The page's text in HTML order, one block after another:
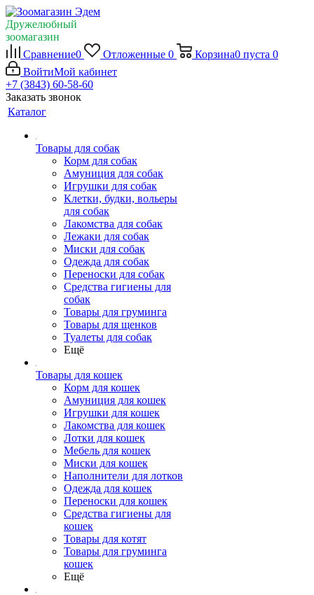
Дружелюбный
зоомагазин
Сравнение0 Отложенные 0 Корзина0 пуста 0
ВойтиМой кабинет
+7 (3843) 60-58-60
Заказать звонок
Каталог
Товары для собак
Корм для собак
Амуниция для собак
Игрушки для собак
Клетки, будки, вольеры
для собак
Лакомства для собак
Лежаки для собак
Миски для собак
Одежда для собак
Переноски для собак
Средства гигиены для
собак
Товары для груминга
Товары для щенков
Туалеты для собак
Ещё
Товары для кошек
Корм для кошек
Амуниция для кошек
Игрушки для кошек
Лакомства для кошек
Лотки для кошек
Мебель для кошек
Миски для кошек
Наполнители для лотков
Одежда для кошек
Переноски для кошек
Средства гигиены для
кошек
Товары для котят
Товары для груминга
кошек
Ещё